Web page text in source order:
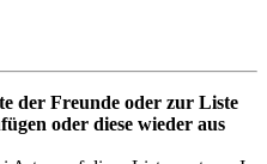
der Freunde oder zur Liste
oder diese wieder aus